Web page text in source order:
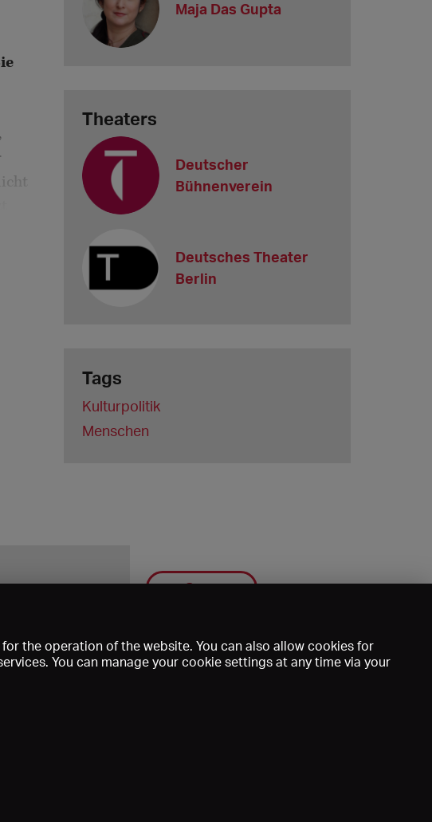
Maja Das Gupta
Theaters
Deutscher
Bühnenverein
Deutsches Theater
Berlin
Tags
Kulturpolitik
Menschen
Save
the operation of the website. You can also allow cookies for
You can manage your cookie settings at any time via your